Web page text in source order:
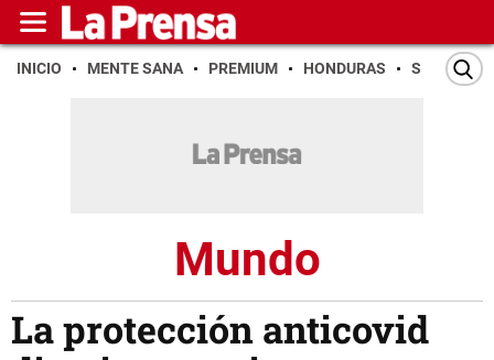
INICIO MENTE SANA PREMIUM HONDURAS SAN PEDRO
Mundo
La protección anticovid